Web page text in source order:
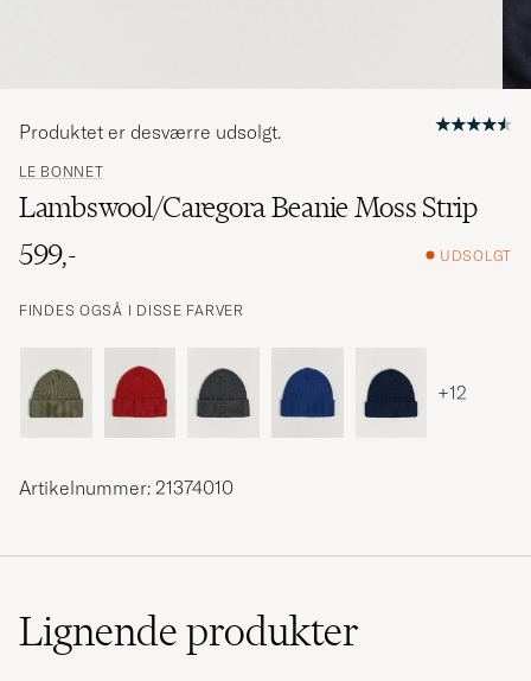
LE BONNET
Lambswool/Caregora Beanie Moss Strip
599,-
UDSOLGT
FINDES OGSÅ I DISSE FARVER
+12
Produktet er desværre udsolgt.
Artikelnummer: 21374010
Lignendeprodukter